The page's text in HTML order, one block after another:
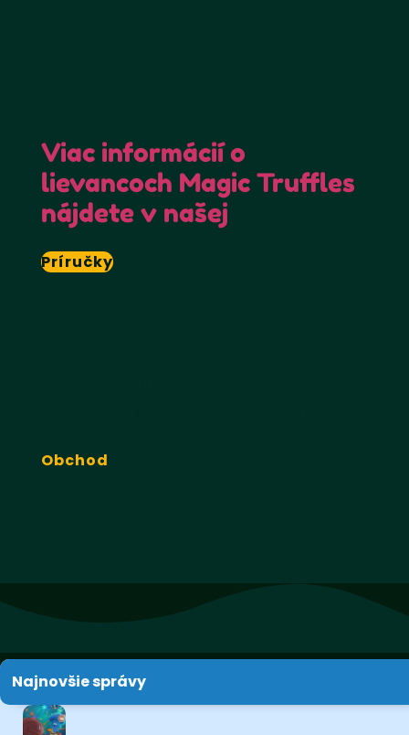
Viac informácií o
lievancoch Magic Truffles
nájdete v našej
Príručky
Obchod
Najnovšie správy